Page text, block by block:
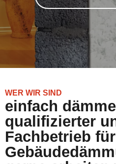
WER WIR SIND
einfach
qualifizierter
Fachbetrieb